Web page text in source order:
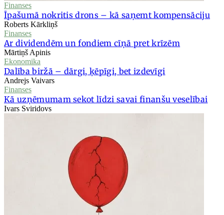
Finanses
Īpašumā nokritis drons – kā saņemt kompensāciju
Roberts Kārkliņš
Finanses
Ar dividendēm un fondiem cīņā pret krīzēm
Mārtiņš Apinis
Ekonomika
Dalība biržā – dārgi, ķēpīgi, bet izdevīgi
Andrejs Vaivars
Finanses
Kā uzņēmumam sekot līdzi savai finanšu veselībai
Ivars Sviridovs